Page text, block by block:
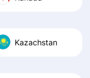
Kazachstan